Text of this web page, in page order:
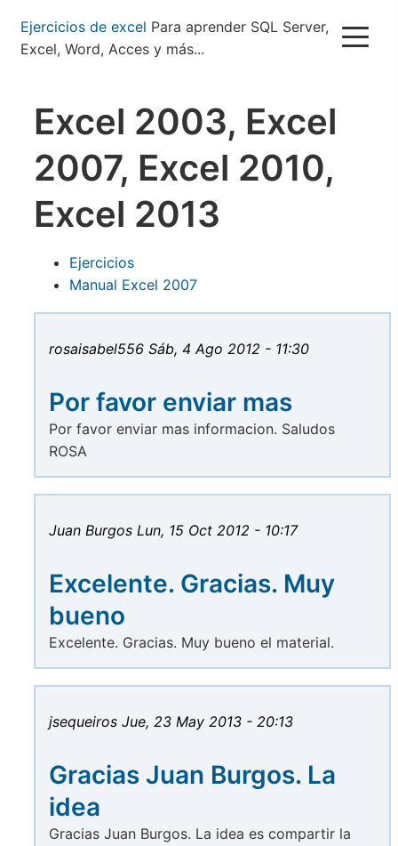
Pasar
contenido
Ejercicios de excel Para aprender SQL Server,
Excel, Word, Acces y más...
Excel 2003, Excel
2007, Excel 2010,
Excel 2013
Ejercicios
Manual Excel 2007
rosaisabel556 Sáb, 4 Ago 2012 - 11:30
Por favor enviar mas
Por favor enviar mas informacion. Saludos
ROSA
Juan Burgos Lun, 15 Oct 2012 - 10:17
Excelente. Gracias. Muy
bueno
Excelente. Gracias. Muy bueno el material.
jsequeiros Jue, 23 May 2013 - 20:13
Gracias Juan Burgos. La
idea
Gracias Juan Burgos. La idea es compartir la